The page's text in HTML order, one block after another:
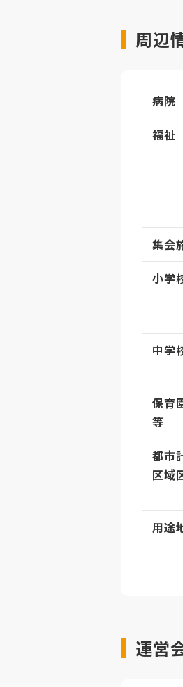
周辺
病院
福祉
集会
小学
中学
保育
等
都市
区域
用途
運営